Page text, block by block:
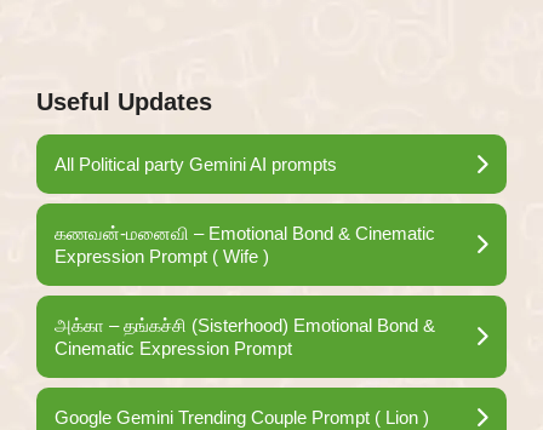
Useful Updates
All Political party Gemini AI prompts
கணவன்-மனைவி – Emotional Bond & Cinematic
Expression Prompt ( Wife )
அக்கா – தங்கச்சி (Sisterhood) Emotional Bond &
Cinematic Expression Prompt
Google Gemini Trending Couple Prompt ( Lion )